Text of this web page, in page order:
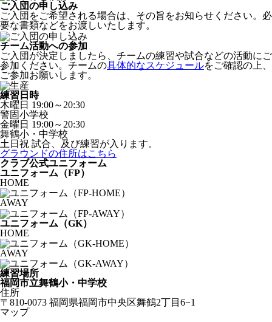
ご入団の申し込み
ご入団をご希望される場合は、その旨をお知らせください。必
要な書類などをお渡しいたします。
チーム活動への参加
ご入団が決定しましたら、チームの練習や試合などの活動にご
参加ください。チームの具体的なスケジュールをご確認の上、
ご参加お願いします。
練習日時
木曜日 19:00～20:30
警固小学校
金曜日 19:00～20:30
舞鶴小・中学校
土日祝 試合、及び練習が入ります。
グラウンドの住所はこちら
クラブ公式ユニフォーム
ユニフォーム（FP）
HOME
AWAY
ユニフォーム（GK）
HOME
AWAY
練習場所
福岡市立舞鶴小・中学校
住所
〒810-0073 福岡県福岡市中央区舞鶴2丁目6−1
マップ